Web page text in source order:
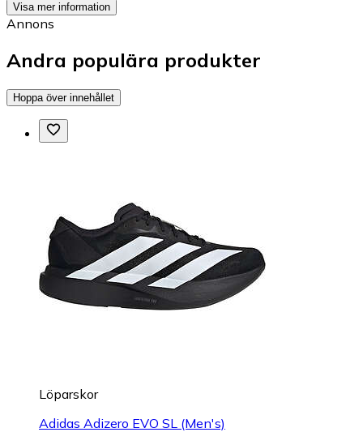
Visa mer information
Annons
Andra populära produkter
Hoppa över innehållet
Löparskor
Adidas Adizero EVO SL (Men's)